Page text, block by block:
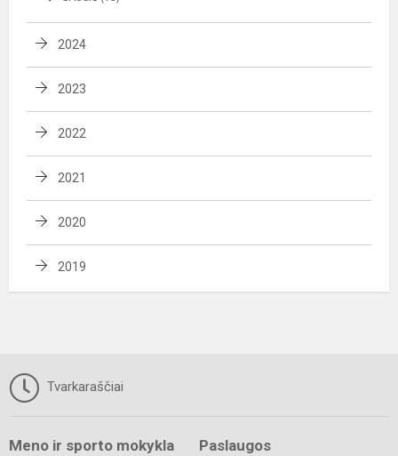
2024
2023
2022
2021
2020
2019
Tvarkaraščiai
Meno ir sporto mokykla Paslaugos